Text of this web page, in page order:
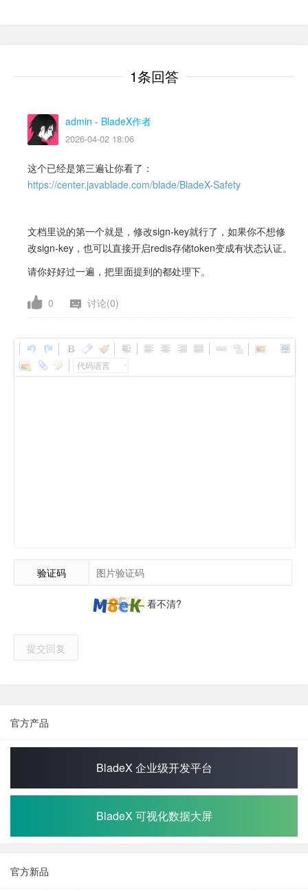
1条回答
admin - BladeX作者
2026-04-02 18:06
这个已经是第三遍让你看了：
https://center.javablade.com/blade/BladeX-Safety
文档里说的第一个就是，修改sign-key就行了，如果你不想修
改sign-key，也可以直接开启redis存储token变成有状态认证。
请你好好过一遍，把里面提到的都处理下。
0 讨论(0)
代码语言
验证码
看不清?
提交回复
官方产品
BladeX 企业级开发平台
BladeX 可视化数据大屏
官方新品